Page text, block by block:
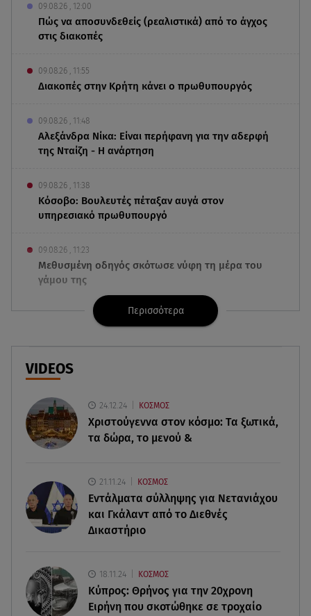
09.08.26 , 12:00
Πώς να αποσυνδεθείς (ρεαλιστικά) από το άγχος
στις διακοπές
09.08.26 , 11:55
Διακοπές στην Κρήτη κάνει ο πρωθυπουργός
09.08.26 , 11:48
Αλεξάνδρα Νίκα: Είναι περήφανη για την αδερφή
της Νταίζη - Η ανάρτηση
09.08.26 , 11:38
Κόσοβο: Βουλευτές πέταξαν αυγά στον
υπηρεσιακό πρωθυπουργό
09.08.26 , 11:23
Μεθυσμένη οδηγός σκότωσε νύφη τη μέρα του
γάμου της
09.08.26 , 11:12
Αλέξανδρος Τσουβέλας για Εύα Καρύδη: «Θα το
έκανα 500 φορές»
09.08.26 , 10:46
Μπαμπάς για δεύτερη φορά ο Γιάννης
Κωνσταντέλιας
09.08.26 , 10:43
09.08.26 , 10:33
ΕΦΕΤ: Ανακαλείται πασίγνωστη μαρμελάδα
09.08.26 , 10:13
Κορυφώνεται η έξοδος του Αυγούστου -
«Καρφίτσα δεν πέφτει» στα λιμάνια
Περισσότερα
VIDEOS
24.12.24 ΚΟΣΜΟΣ
Χριστούγεννα στον κόσμο: Tα ξωτικά,
τα δώρα, το μενού &
21.11.24 ΚΟΣΜΟΣ
Εντάλματα σύλληψης για Νετανιάχου
και Γκάλαντ από το Διεθνές
Δικαστήριο
18.11.24 ΚΟΣΜΟΣ
Κύπρος: Θρήνος για την 20χρονη
Ειρήνη που σκοτώθηκε σε τροχαίο